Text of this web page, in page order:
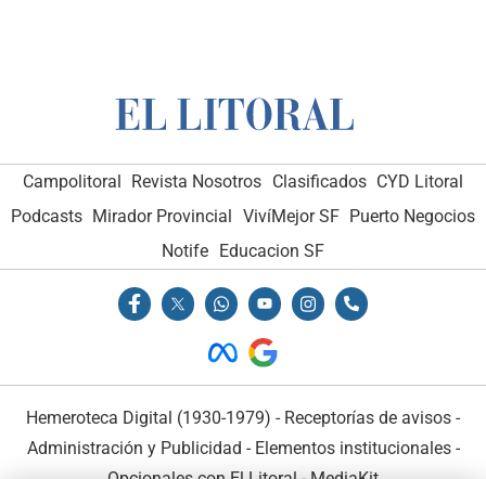
Campolitoral Revista Nosotros Clasificados CYD Litoral
Podcasts Mirador Provincial VivíMejor SF Puerto Negocios
Notife
Educacion SF
Hemeroteca Digital (1930-1979) - Receptorías de avisos -
Administración y Publicidad - Elementos institucionales-